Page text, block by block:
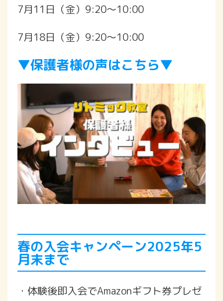
7月11日（金）9:20〜10:00
7月18日（金）9:20〜10:00
▼保護者様の声はこちら▼
春の入会キャンペーン2025年5
月末まで
・体験後即入会でAmazonギフト券プレゼ